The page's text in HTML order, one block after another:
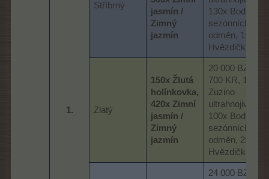
1.​
Stříbrný
jasmín /
Zimný
jazmín
130x Body
sezónních
odměn, 1x
Hvězdička
Zlatý
150x Žlutá
holínkovka,
420x Zimní
jasmín /
Zimný
jazmín
20 000 BZ, 7
700 KR, 14x
Zuzino
ultrahnojivo,
100x Body
sezónních
odměn, 2x
Hvězdička
24 000 BZ, 9